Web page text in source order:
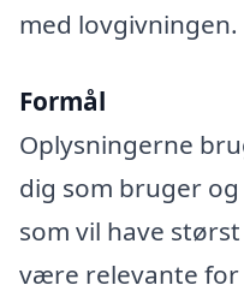
med lovgivningen.
Formål
Oplysningerne
dig som bruger
som vil have
være relevante